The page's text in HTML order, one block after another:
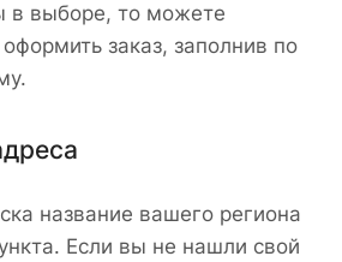
в выборе, то можете
заказ, заполнив по
название вашего региона
Если вы не нашли свой